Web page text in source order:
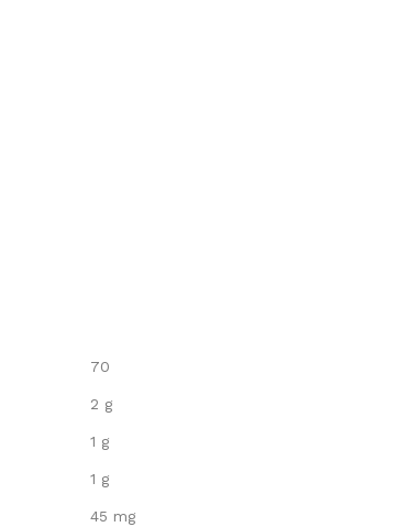
70
2 g
1 g
1 g
45 mg